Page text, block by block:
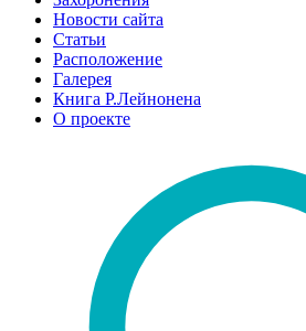
Новости сайта
Статьи
Расположение
Галерея
Книга Р.Лейнонена
О проекте